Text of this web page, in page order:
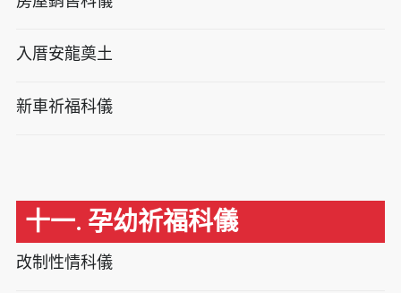
入厝安龍奠土
新車祈福科儀
十一. 孕幼祈福科儀
改制性情科儀